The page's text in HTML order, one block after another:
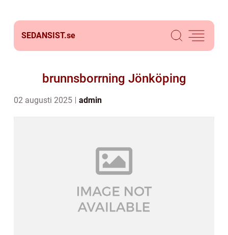
SEDANSIST.se
brunnsborrning Jönköping
02 augusti 2025 admin